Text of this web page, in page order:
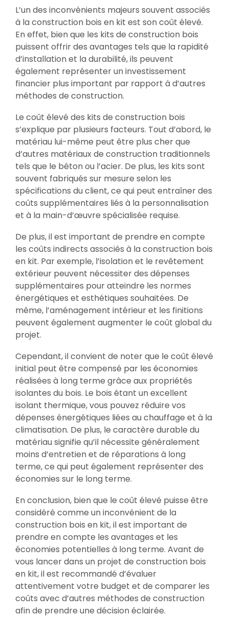
L’un des inconvénients majeurs souvent associés
à la construction bois en kit est son coût élevé.
En effet, bien que les kits de construction bois
puissent offrir des avantages tels que la rapidité
d’installation et la durabilité, ils peuvent
également représenter un investissement
financier plus important par rapport à d’autres
méthodes de construction.
Le coût élevé des kits de construction bois
s’explique par plusieurs facteurs. Tout d’abord, le
matériau lui-même peut être plus cher que
d’autres matériaux de construction traditionnels
tels que le béton ou l’acier. De plus, les kits sont
souvent fabriqués sur mesure selon les
spécifications du client, ce qui peut entraîner des
coûts supplémentaires liés à la personnalisation
et à la main-d’œuvre spécialisée requise.
De plus, il est important de prendre en compte
les coûts indirects associés à la construction bois
en kit. Par exemple, l’isolation et le revêtement
extérieur peuvent nécessiter des dépenses
supplémentaires pour atteindre les normes
énergétiques et esthétiques souhaitées. De
même, l’aménagement intérieur et les finitions
peuvent également augmenter le coût global du
projet.
Cependant, il convient de noter que le coût élevé
initial peut être compensé par les économies
réalisées à long terme grâce aux propriétés
isolantes du bois. Le bois étant un excellent
isolant thermique, vous pouvez réduire vos
dépenses énergétiques liées au chauffage et à la
climatisation. De plus, le caractère durable du
matériau signifie qu’il nécessite généralement
moins d’entretien et de réparations à long
terme, ce qui peut également représenter des
économies sur le long terme.
En conclusion, bien que le coût élevé puisse être
considéré comme un inconvénient de la
construction bois en kit, il est important de
prendre en compte les avantages et les
économies potentielles à long terme. Avant de
vous lancer dans un projet de construction bois
en kit, il est recommandé d’évaluer
attentivement votre budget et de comparer les
coûts avec d’autres méthodes de construction
afin de prendre une décision éclairée.